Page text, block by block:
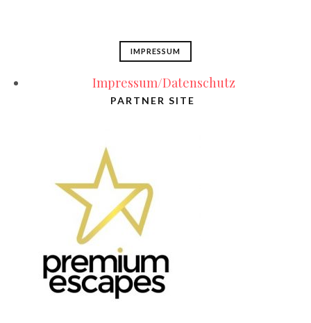
IMPRESSUM
Impressum/Datenschutz
PARTNER SITE